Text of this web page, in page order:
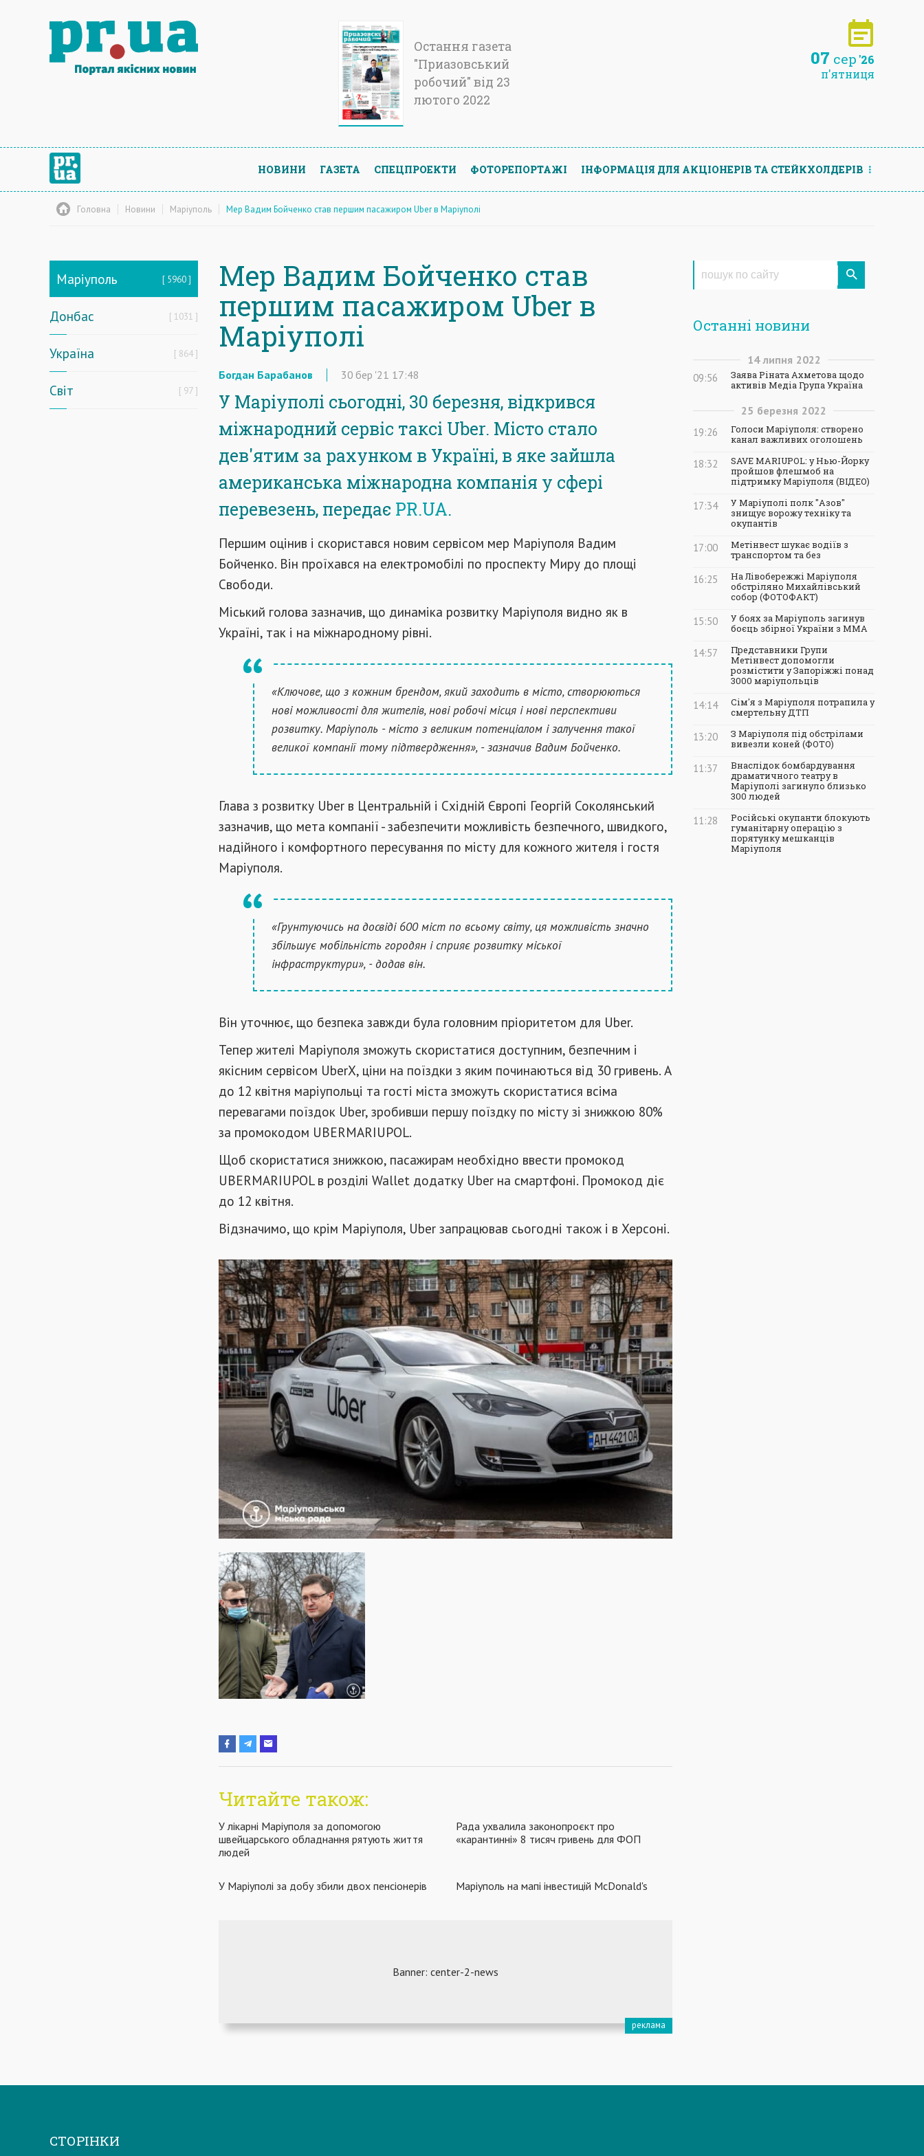
Остання газета
"Приазовський
робочий" від 23
лютого 2022
07 сер '26
п'ятниця
НОВИНИ ГАЗЕТА СПЕЦПРОЕКТИ ФОТОРЕПОРТАЖІ ІНФОРМАЦIЯ ДЛЯ АКЦIОНЕРIВ ТА СТЕЙКХОЛДЕРIВ
Головна Новини Маріуполь Мер Вадим Бойченко став першим пасажиром Uber в Маріуполі
Маріуполь 5960
Донбас 1031
Україна 864
Світ 97
Мер Вадим Бойченко став
першим пасажиром Uber в
Маріуполі
Богдан Барабанов 30 бер '21 17:48
У Маріуполі сьогодні, 30 березня, відкрився
міжнародний сервіс таксі Uber. Місто стало
дев'ятим за рахунком в Україні, в яке зайшла
американська міжнародна компанія у сфері
перевезень, передає PR.UA.
Першим оцінив і скористався новим сервісом мер Маріуполя Вадим
Бойченко. Він проїхався на електромобілі по проспекту Миру до площі
Свободи.
Міський голова зазначив, що динаміка розвитку Маріуполя видно як в
Україні, так і на міжнародному рівні.
«Ключове, що з кожним брендом, який заходить в місто, створюються
нові можливості для жителів, нові робочі місця і нові перспективи
розвитку. Маріуполь - місто з великим потенціалом і залучення такої
великої компанії тому підтвердження», - зазначив Вадим Бойченко.
Глава з розвитку Uber в Центральній і Східній Європі Георгій Соколянський
зазначив, що мета компанії - забезпечити можливість безпечного, швидкого,
надійного і комфортного пересування по місту для кожного жителя і гостя
Маріуполя.
«Грунтуючись на досвіді 600 міст по всьому світу, ця можливість значно
збільшує мобільність городян і сприяє розвитку міської
інфраструктури», - додав він.
Він уточнює, що безпека завжди була головним пріоритетом для Uber.
Тепер жителі Маріуполя зможуть скористатися доступним, безпечним і
якісним сервісом UberX, ціни на поїздки з яким починаються від 30 гривень. А
до 12 квітня маріупольці та гості міста зможуть скористатися всіма
перевагами поїздок Uber, зробивши першу поїздку по місту зі знижкою 80%
за промокодом UBERMARIUPOL.
Щоб скористатися знижкою, пасажирам необхідно ввести промокод
UBERMARIUPOL в розділі Wallet додатку Uber на смартфоні. Промокод діє
до 12 квітня.
Відзначимо, що крім Маріуполя, Uber запрацював сьогодні також і в Херсоні.
Читайте також:
У лікарні Маріуполя за допомогою
швейцарського обладнання рятують життя
людей
Рада ухвалила законопроєкт про
«карантинні» 8 тисяч гривень для ФОП
У Маріуполі за добу збили двох пенсіонерів Маріуполь на мапі інвестицій McDonald's
Останні новини
14 липня 2022
09:56
Заява Ріната Ахметова щодо
активів Медіа Група Україна
25 березня 2022
19:26
Голоси Маріуполя: створено
канал важливих оголошень
18:32
SAVE MARIUPOL: у Нью-Йорку
пройшов флешмоб на
підтримку Маріуполя (ВІДЕО)
17:34
У Маріуполі полк "Азов"
знищує ворожу техніку та
окупантів
17:00
Метінвест шукає водіїв з
транспортом та без
16:25
На Лівобережжі Маріуполя
обстріляно Михайлівський
собор (ФОТОФАКТ)
15:50
У боях за Маріуполь загинув
боєць збірної України з ММА
14:57
Представники Групи
Метінвест допомогли
розмістити у Запоріжжі понад
3000 маріупольців
14:14
Сім'я з Маріуполя потрапила у
смертельну ДТП
13:20
З Маріуполя під обстрілами
вивезли коней (ФОТО)
11:37
Внаслідок бомбардування
драматичного театру в
Маріуполі загинуло близько
300 людей
11:28
Російські окупанти блокують
гуманітарну операцію з
порятунку мешканців
Маріуполя
СТОРІНКИ